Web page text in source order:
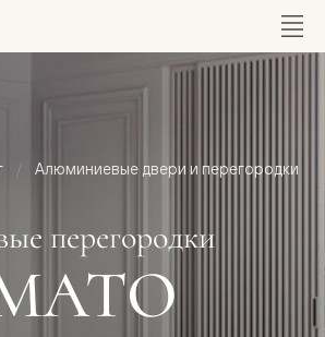
Алюминиевые двери и перегородки
перегородки